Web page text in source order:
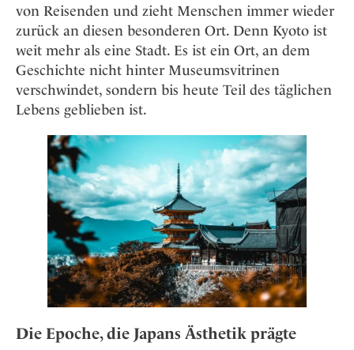
von Reisenden und zieht Menschen immer wieder
zurück an diesen besonderen Ort. Denn Kyoto ist
weit mehr als eine Stadt. Es ist ein Ort, an dem
Geschichte nicht hinter Museumsvitrinen
verschwindet, sondern bis heute Teil des täglichen
Lebens geblieben ist.
Die Epoche, die Japans Ästhetik prägte